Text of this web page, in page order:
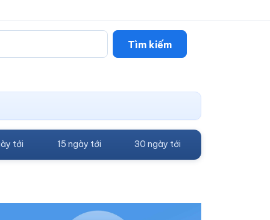
Tìm kiếm
tới 15 ngày tới 30 ngày tới